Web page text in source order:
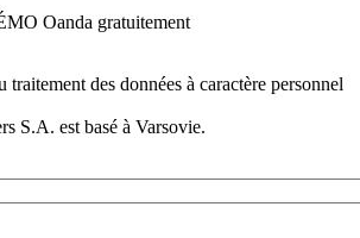
Oanda gratuitement
traitement des données à caractère personnel
S.A. est basé à Varsovie.